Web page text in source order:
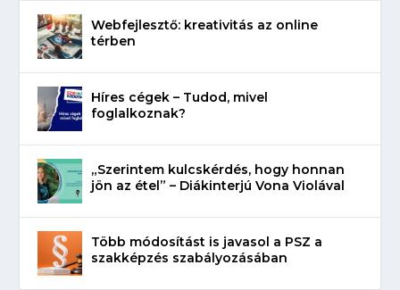
Webfejlesztő: kreativitás az online
térben
Híres cégek – Tudod, mivel
foglalkoznak?
„Szerintem kulcskérdés, hogy honnan
jön az étel” – Diákinterjú Vona Violával
Több módosítást is javasol a PSZ a
szakképzés szabályozásában